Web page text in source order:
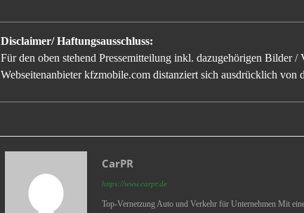
Disclaimer/ Haftungsausschluss:
Für den oben stehend Pressemitteilung inkl. dazugehörigen Bilder
Webseitenanbieter kfzmobile.com distanziert sich ausdrücklich
CarPR
https://www.carpr.de
Top-Vernetzung Auto und Verkehr für Unternehmen Mit